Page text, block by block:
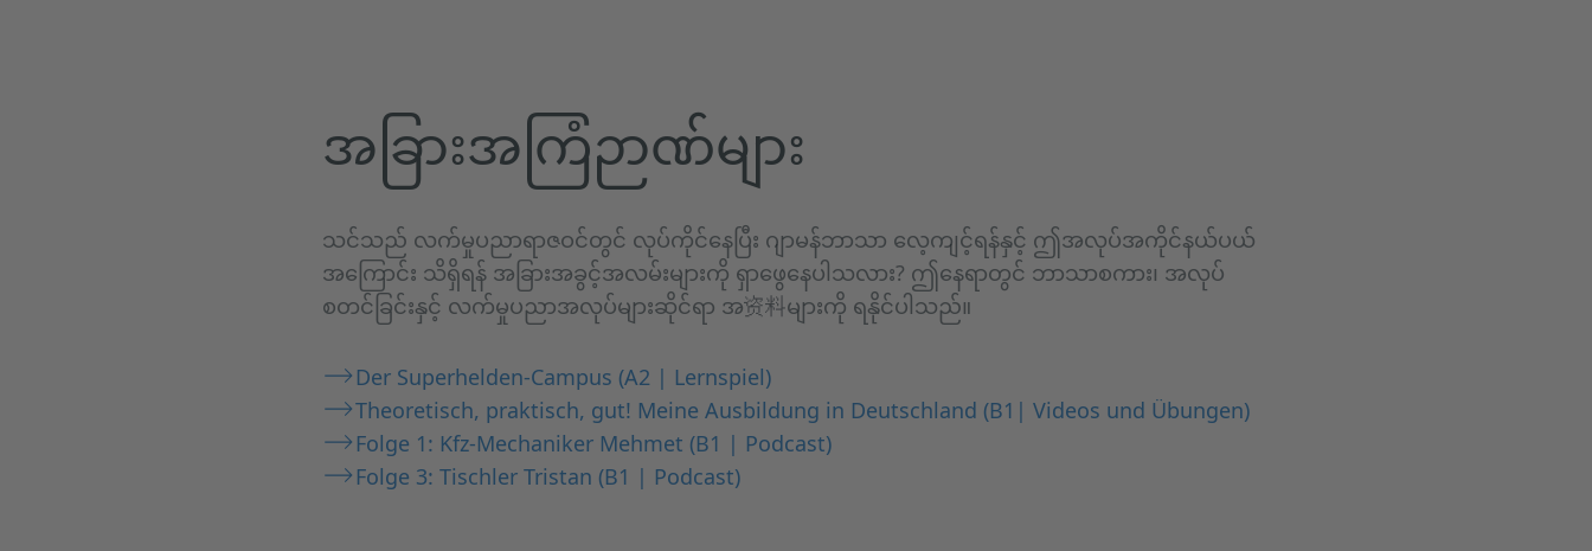
အခြားအကြံဉာဏ်များ
သင်သည် လက်မှုပညာရာဇဝင်တွင် လုပ်ကိုင်နေပြီး ဂျာမန်ဘာသာ လေ့ကျင့်ရန်နှင့် ဤအလုပ်အကိုင်နယ်ပယ်
အကြောင်း သိရှိရန် အခြားအခွင့်အလမ်းများကို ရှာဖွေနေပါသလား? ဤနေရာတွင် ဘာသာစကား၊ အလုပ်
စတင်ခြင်းနှင့် လက်မှုပညာအလုပ်များဆိုင်ရာ အ资料များကို ရနိုင်ပါသည်။
Der Superhelden-Campus (A2 | Lernspiel)
Theoretisch, praktisch, gut! Meine Ausbildung in Deutschland (B1| Videos und Übungen)
Folge 1: Kfz-Mechaniker Mehmet (B1 | Podcast)
Folge 3: Tischler Tristan (B1 | Podcast)